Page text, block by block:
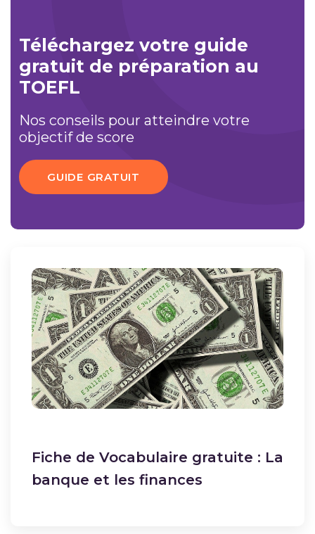
Téléchargez votre guide
gratuit de préparation au
TOEFL
Nos conseils pour atteindre votre
objectif de score
GUIDE GRATUIT
Fiche de Vocabulaire gratuite : La
banque et les finances